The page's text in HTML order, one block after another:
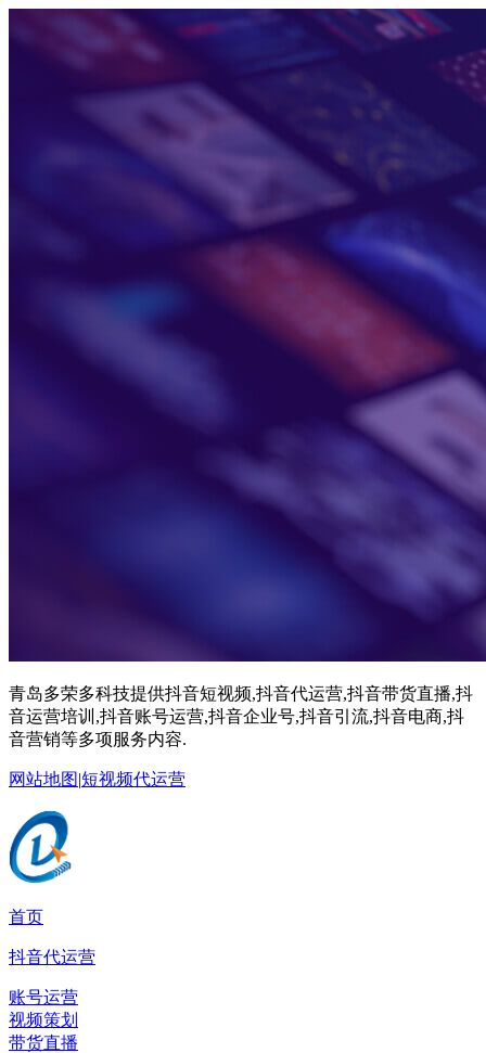
青岛多荣多科技提供抖音短视频,抖音代运营,抖音带货直播,抖
音运营培训,抖音账号运营,抖音企业号,抖音引流,抖音电商,抖
音营销等多项服务内容.
网站地图|短视频代运营
首页
抖音代运营
账号运营
视频策划
带货直播